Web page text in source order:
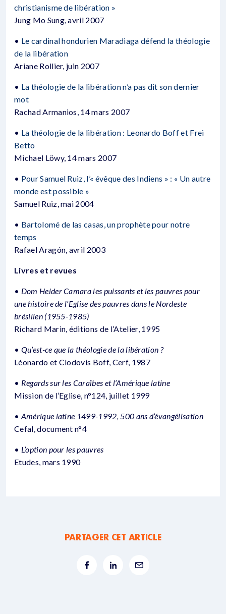
christianisme de libération »
Jung Mo Sung, avril 2007
• Le cardinal hondurien Maradiaga défend la théologie
de la libération
Ariane Rollier, juin 2007
• La théologie de la libération n’a pas dit son dernier
mot
Rachad Armanios, 14 mars 2007
• La théologie de la libération : Leonardo Boff et Frei
Betto
Michael Löwy, 14 mars 2007
• Pour Samuel Ruiz, l’« évêque des Indiens » : « Un autre
monde est possible »
Samuel Ruiz, mai 2004
• Bartolomé de las casas, un prophète pour notre
temps
Rafael Aragón, avril 2003
Livres et revues
• Dom Helder Camara les puissants et les pauvres pour
une histoire de l’Eglise des pauvres dans le Nordeste
brésilien (1955-1985)
Richard Marin, éditions de l’Atelier, 1995
• Qu’est-ce que la théologie de la libération ?
Léonardo et Clodovis Boff, Cerf, 1987
• Regards sur les Caraïbes et l’Amérique latine
Mission de l’Eglise, n°124, juillet 1999
• Amérique latine 1499-1992, 500 ans d’évangélisation
Cefal, document n°4
• L’option pour les pauvres
Etudes, mars 1990
PARTAGER CET ARTICLE